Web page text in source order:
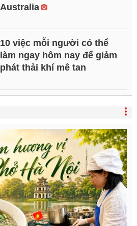
Australia
10 việc mỗi người có thể
làm ngay hôm nay để giảm
phát thải khí mê tan